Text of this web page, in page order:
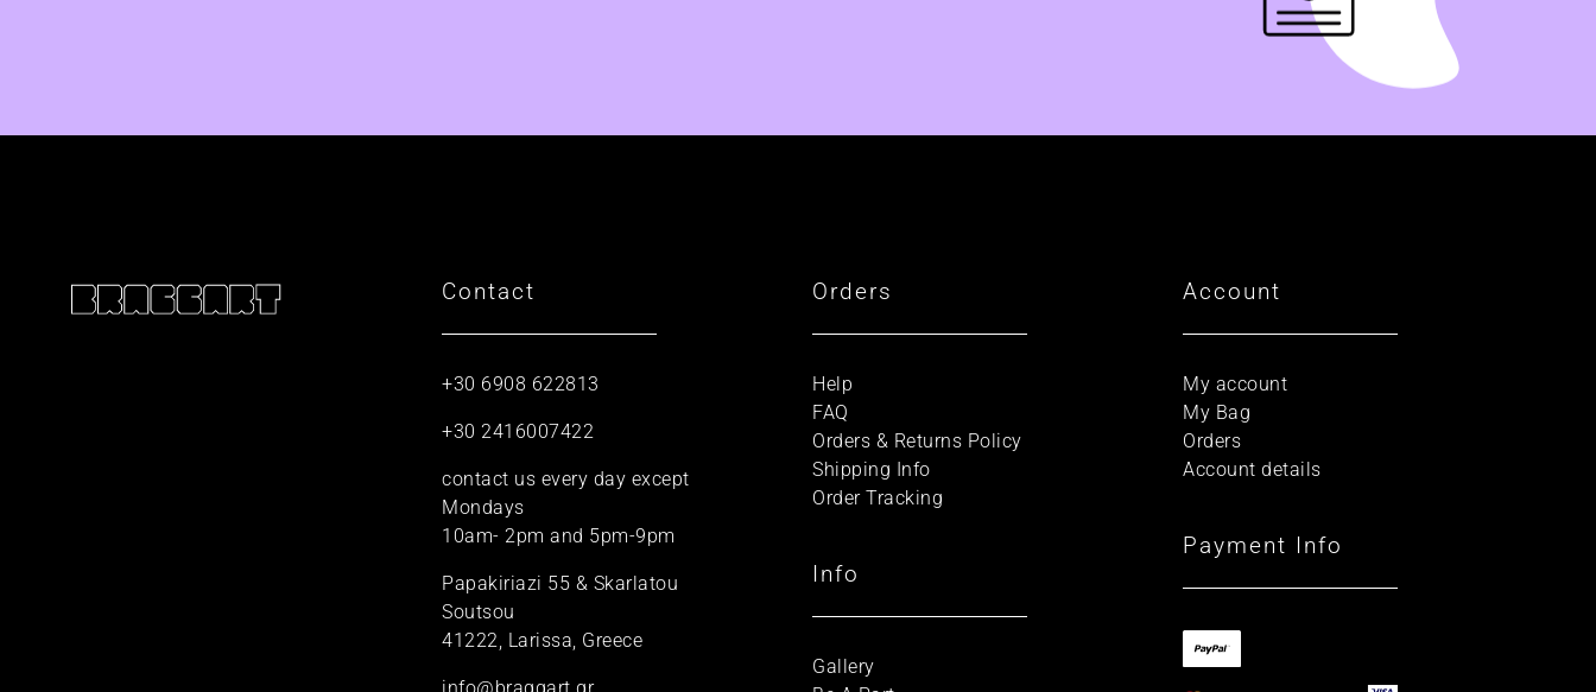
Contact
+30 6908 622813
+30 2416007422
contact us every day except
Mondays
10am- 2pm and 5pm-9pm
Papakiriazi 55 & Skarlatou
Soutsou
41222, Larissa, Greece
Orders
Help
FAQ
Orders & Returns Policy
Shipping Info
Order Tracking
Info
Gallery
Account
My account
My Bag
Orders
Account details
Payment Info